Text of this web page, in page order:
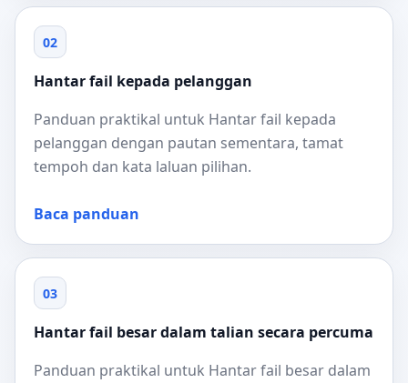
02
Hantar fail kepada pelanggan
Panduan praktikal untuk Hantar fail kepada
pelanggan dengan pautan sementara, tamat
tempoh dan kata laluan pilihan.
Baca panduan
03
Hantar fail besar dalam talian secara percuma
Panduan praktikal untuk Hantar fail besar dalam